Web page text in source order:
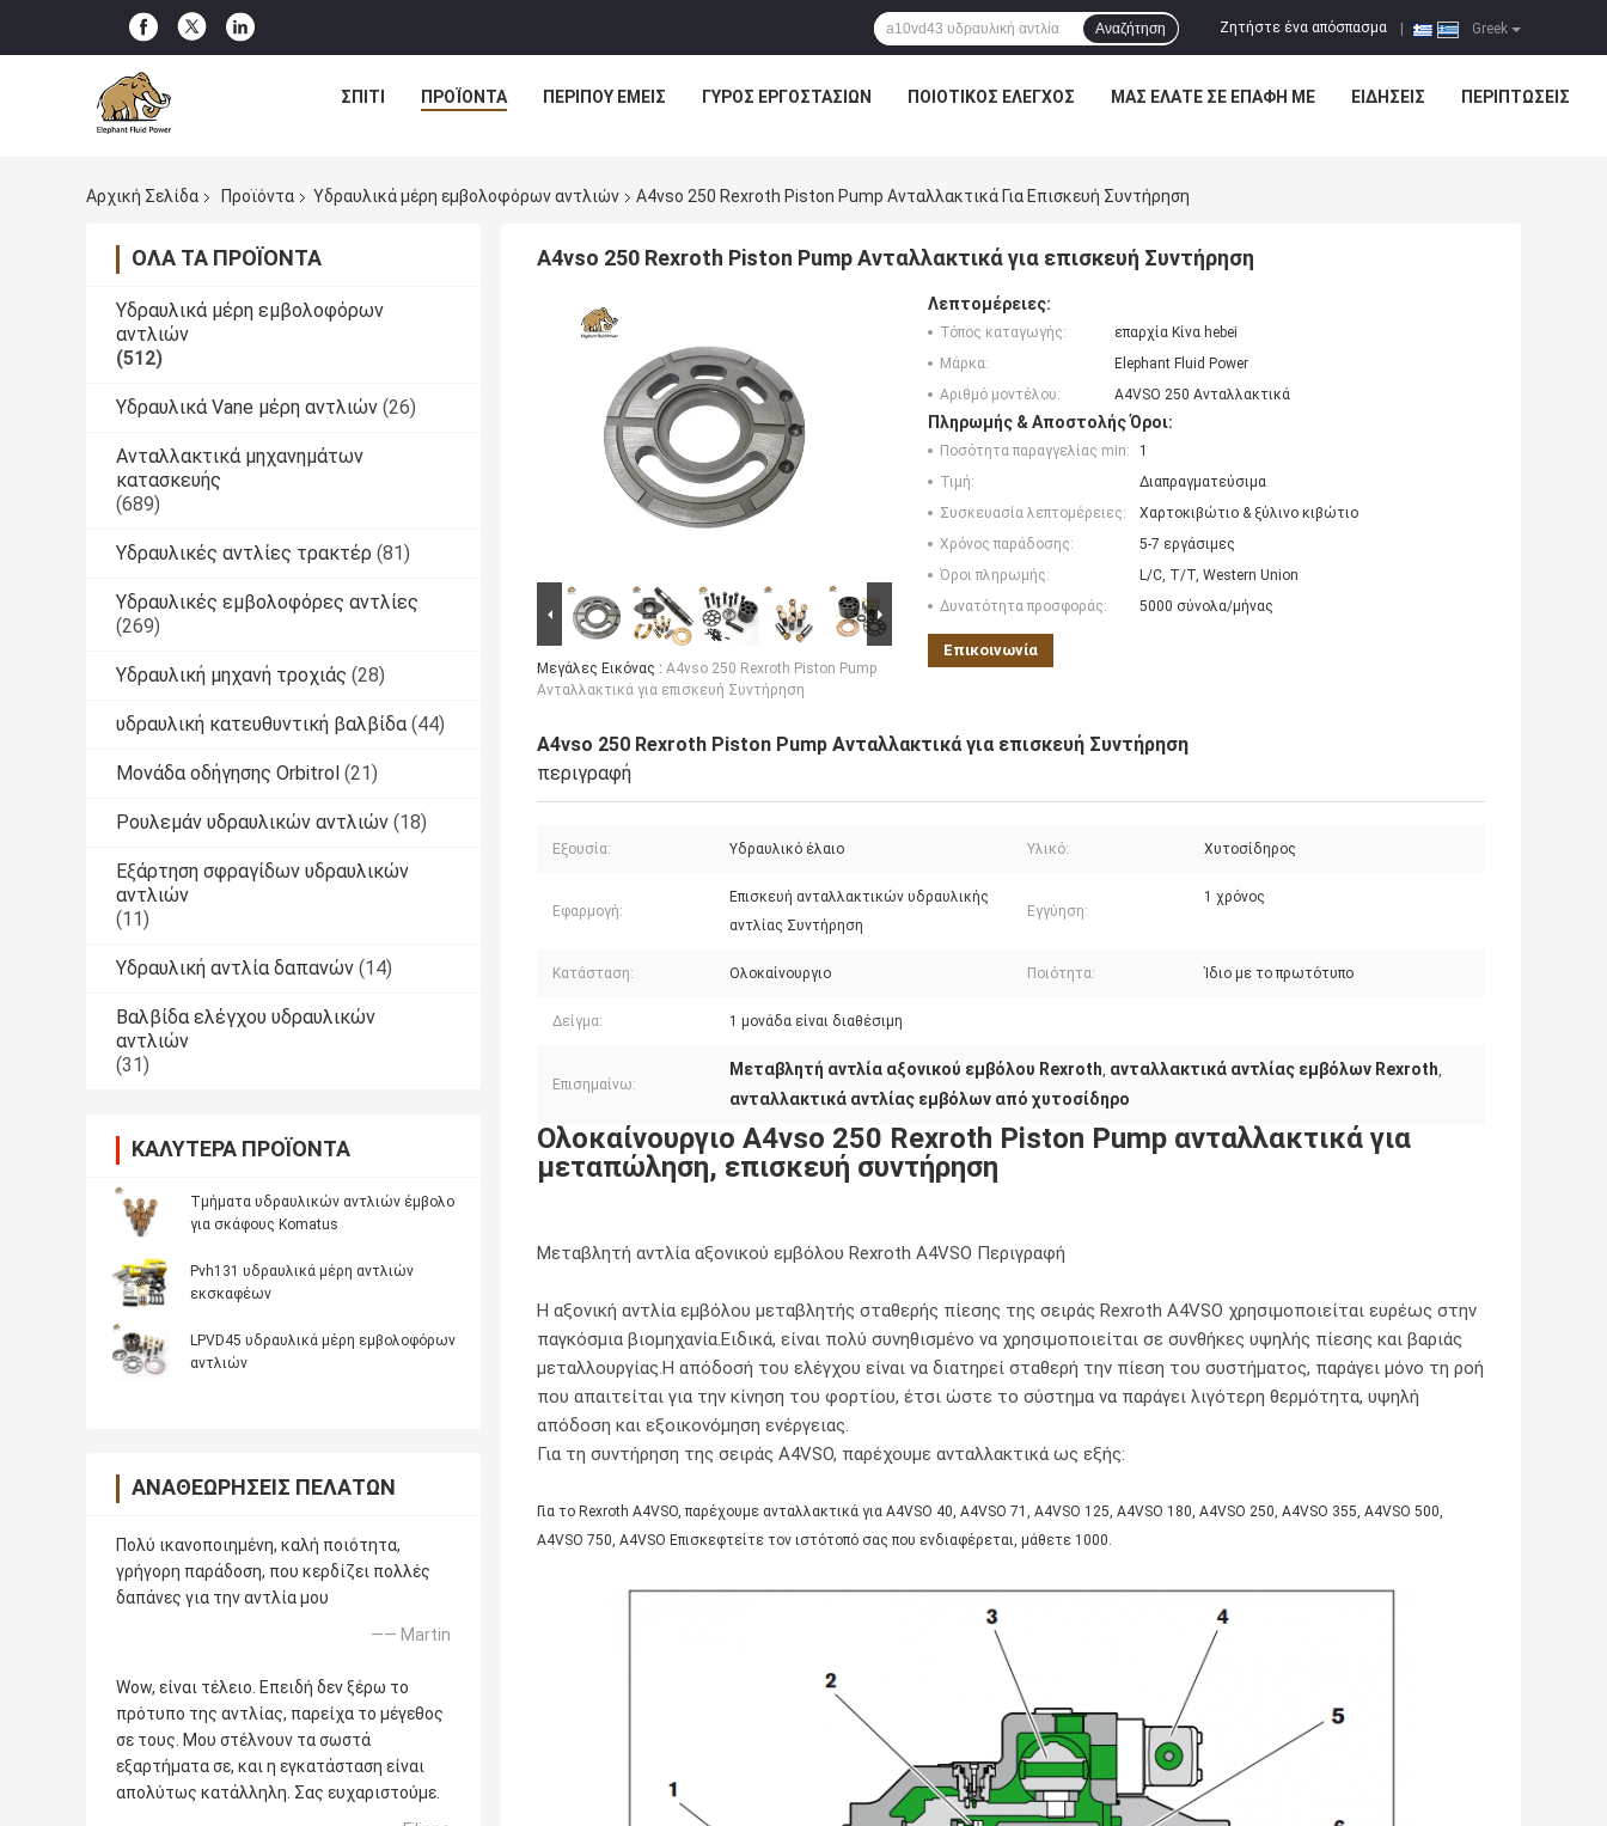
Greek
Ζητήστε ένα απόσπασμα
Αναζήτηση
ΣΠΊΤΙ ΠΡΟΪΌΝΤΑ ΠΕΡΊΠΟΥ ΕΜΕΊΣ ΓΎΡΟΣ ΕΡΓΟΣΤΑΣΊΩΝ ΠΟΙΟΤΙΚΌΣ ΈΛΕΓΧΟΣ ΜΑΣ ΕΛΆΤΕ ΣΕ ΕΠΑΦΉ ΜΕ ΕΙΔΉΣΕΙΣ ΠΕΡΙΠΤΏΣΕΙΣ
Αρχική Σελίδα Προϊόντα Υδραυλικά μέρη εμβολοφόρων αντλιών A4vso 250 Rexroth Piston Pump Ανταλλακτικά Για Επισκευή Συντήρηση
ΌΛΑ ΤΑ ΠΡΟΪΌΝΤΑ
Υδραυλικά μέρη εμβολοφόρων
αντλιών
(512)
Υδραυλικά Vane μέρη αντλιών (26)
Ανταλλακτικά μηχανημάτων
κατασκευής
(689)
Υδραυλικές αντλίες τρακτέρ (81)
Υδραυλικές εμβολοφόρες αντλίες
(269)
Υδραυλική μηχανή τροχιάς (28)
υδραυλική κατευθυντική βαλβίδα (44)
Μονάδα οδήγησης Orbitrol (21)
Ρουλεμάν υδραυλικών αντλιών (18)
Εξάρτηση σφραγίδων υδραυλικών
αντλιών
(11)
Υδραυλική αντλία δαπανών (14)
Βαλβίδα ελέγχου υδραυλικών
αντλιών
(31)
ΚΑΛΎΤΕΡΑ ΠΡΟΪΌΝΤΑ
Τμήματα υδραυλικών αντλιών έμβολο
για σκάφους Komatus
Pvh131 υδραυλικά μέρη αντλιών
εκσκαφέων
LPVD45 υδραυλικά μέρη εμβολοφόρων
αντλιών
ΑΝΑΘΕΩΡΉΣΕΙΣ ΠΕΛΑΤΏΝ
Πολύ ικανοποιημένη, καλή ποιότητα,
γρήγορη παράδοση, που κερδίζει πολλές
δαπάνες για την αντλία μου
—— Martin
Wow, είναι τέλειο. Επειδή δεν ξέρω το
πρότυπο της αντλίας, παρείχα το μέγεθος
σε τους. Μου στέλνουν τα σωστά
εξαρτήματα σε, και η εγκατάσταση είναι
απολύτως κατάλληλη. Σας ευχαριστούμε.
A4vso 250 Rexroth Piston Pump Ανταλλακτικά για επισκευή Συντήρηση
Μεγάλες Εικόνας : A4vso 250 Rexroth Piston Pump
Ανταλλακτικά για επισκευή Συντήρηση
Λεπτομέρειες:
Τόπος καταγωγής:
επαρχία Κίνα hebei
Μάρκα:
Elephant Fluid Power
Αριθμό μοντέλου:
A4VSO 250 Ανταλλακτικά
Πληρωμής & Αποστολής Όροι:
Ποσότητα παραγγελίας min:
1
Τιμή:
Διαπραγματεύσιμα
Συσκευασία λεπτομέρειες:
Χαρτοκιβώτιο & ξύλινο κιβώτιο
Χρόνος παράδοσης:
5-7 εργάσιμες
Όροι πληρωμής:
L/C, T/T, Western Union
Δυνατότητα προσφοράς:
5000 σύνολα/μήνας
Επικοινωνία
A4vso 250 Rexroth Piston Pump Ανταλλακτικά για επισκευή Συντήρηση
περιγραφή
Εξουσία: Υδραυλικό έλαιο Υλικό: Χυτοσίδηρος
Εφαρμογή:
Επισκευή ανταλλακτικών υδραυλικής
αντλίας Συντήρηση
Εγγύηση:
1 χρόνος
Κατάσταση: Ολοκαίνουργιο Ποιότητα: Ίδιο με το πρωτότυπο
Δείγμα: 1 μονάδα είναι διαθέσιμη
Επισημαίνω:
Μεταβλητή αντλία αξονικού εμβόλου Rexroth, ανταλλακτικά αντλίας εμβόλων Rexroth,
ανταλλακτικά αντλίας εμβόλων από χυτοσίδηρο
Ολοκαίνουργιο A4vso 250 Rexroth Piston Pump ανταλλακτικά για
μεταπώληση, επισκευή συντήρηση
Μεταβλητή αντλία αξονικού εμβόλου Rexroth A4VSO Περιγραφή
Η αξονική αντλία εμβόλου μεταβλητής σταθερής πίεσης της σειράς Rexroth A4VSO χρησιμοποιείται ευρέως στην
παγκόσμια βιομηχανία.Ειδικά, είναι πολύ συνηθισμένο να χρησιμοποιείται σε συνθήκες υψηλής πίεσης και βαριάς
μεταλλουργίας.Η απόδοσή του ελέγχου είναι να διατηρεί σταθερή την πίεση του συστήματος, παράγει μόνο τη ροή
που απαιτείται για την κίνηση του φορτίου, έτσι ώστε το σύστημα να παράγει λιγότερη θερμότητα, υψηλή
απόδοση και εξοικονόμηση ενέργειας.
Για τη συντήρηση της σειράς A4VSO, παρέχουμε ανταλλακτικά ως εξής:
Για το Rexroth A4VSO, παρέχουμε ανταλλακτικά για A4VSO 40, A4VSO 71, A4VSO 125, A4VSO 180, A4VSO 250, A4VSO 355, A4VSO 500,
A4VSO 750, A4VSO Επισκεφτείτε τον ιστότοπό σας που ενδιαφέρεται, μάθετε 1000.